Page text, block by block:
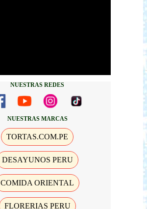
NUESTRAS REDES
NUESTRAS MARCAS
TORTAS.COM.PE
DESAYUNOS PERU
COMIDA ORIENTAL
FLORERIAS PERU